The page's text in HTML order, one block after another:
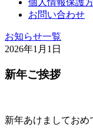
個人情報保護
お問い合わせ
お知らせ一覧
2026年1月1日
新年ご挨拶
新年あけましておめ